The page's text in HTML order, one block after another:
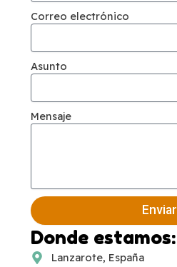
Correo electrónico
Asunto
Mensaje
Enviar
Donde estamos:
Lanzarote, España